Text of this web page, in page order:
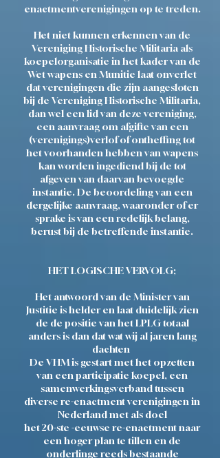
enactmentverenigingen op te treden.
Het niet kunnen erkennen van de
Vereniging Historische Militaria als
koepelorganisatie in het kader van de
Wet wapens en Munitie laat onverlet
dat verenigingen die zijn aangesloten
bij de Vereniging Historische Militaria,
dan wel een lid van deze vereniging,
een aanvraag om afgifte van een
(verenigings)verlof of ontheffing tot
het voorhanden hebben van wapens
kan worden ingediend bij de tot
afgeven van daarvan bevoegde
instantie. De beoordeling van een
dergelijke aanvraag, waaronder of er
sprake is van een redelijk belang,
berust bij de betreffende instantie.
HET LOGISCHE VERVOLG;
Het antwoord van de Minister van
Justitie is helder en laat duidelijk zien
de de positie van het LPLG totaal
anders is dan dat wat wij al jaren lang
dachten
De VHM is gestart met het opzetten
van een participatie koepel, een
samenwerkingsverband tussen
diverse re-enactment verenigingen in
Nederland met als doel
het 20-ste -eeuwse re-enactment naar
een hoger plan te tillen en de
onderlinge reeds bestaande